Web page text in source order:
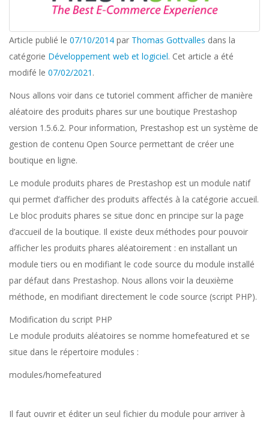
Article publié le 07/10/2014 par Thomas Gottvalles dans la
catégorie Développement web et logiciel. Cet article a été
modifé le 07/02/2021 .
Nous allons voir dans ce tutoriel comment afficher de manière
aléatoire des produits phares sur une boutique Prestashop
version 1.5.6.2. Pour information, Prestashop est un système de
gestion de contenu Open Source permettant de créer une
boutique en ligne.
Le module produits phares de Prestashop est un module natif
qui permet d’afficher des produits affectés à la catégorie accueil.
Le bloc produits phares se situe donc en principe sur la page
d’accueil de la boutique. Il existe deux méthodes pour pouvoir
afficher les produits phares aléatoirement : en installant un
module tiers ou en modifiant le code source du module installé
par défaut dans Prestashop. Nous allons voir la deuxième
méthode, en modifiant directement le code source (script PHP).
Modification du script PHP
Le module produits aléatoires se nomme homefeatured et se
situe dans le répertoire modules :
modules/homefeatured
Il faut ouvrir et éditer un seul fichier du module pour arriver à